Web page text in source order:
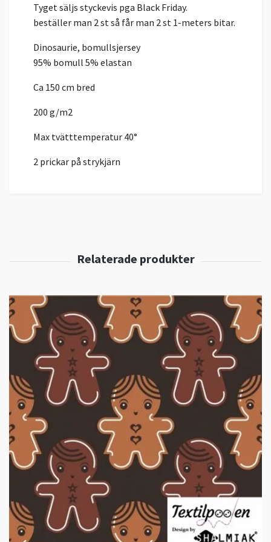
Tyget säljs styckevis pga Black Friday.
beställer man 2 st så får man 2 st 1-meters bitar.
Dinosaurie, bomullsjersey
95% bomull 5% elastan
Ca 150 cm bred
200 g/m2
Max tvätttemperatur 40°
2 prickar på strykjärn